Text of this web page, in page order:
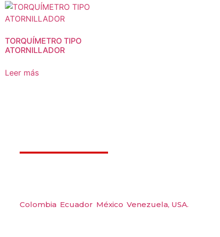
TORQUÍMETRO TIPO
ATORNILLADOR
Leer más
Colombia Ecuador México Venezuela, USA.